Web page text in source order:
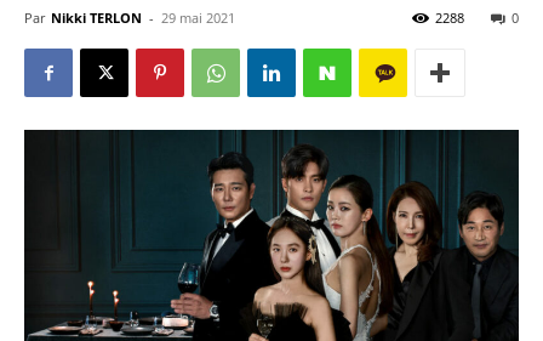
Par Nikki TERLON - 29 mai 2021 0
2288